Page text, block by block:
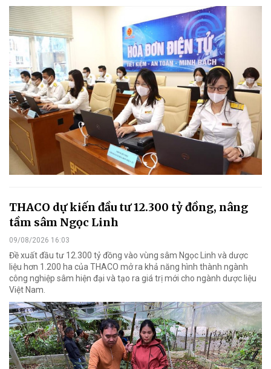
THACO dự kiến đầu tư 12.300 tỷ đồng, nâng
tầm sâm Ngọc Linh
09/08/2026 16:03
Đề xuất đầu tư 12.300 tỷ đồng vào vùng sâm Ngọc Linh và dược
liệu hơn 1.200 ha của THACO mở ra khả năng hình thành ngành
công nghiệp sâm hiện đại và tạo ra giá trị mới cho ngành dược liệu
Việt Nam.